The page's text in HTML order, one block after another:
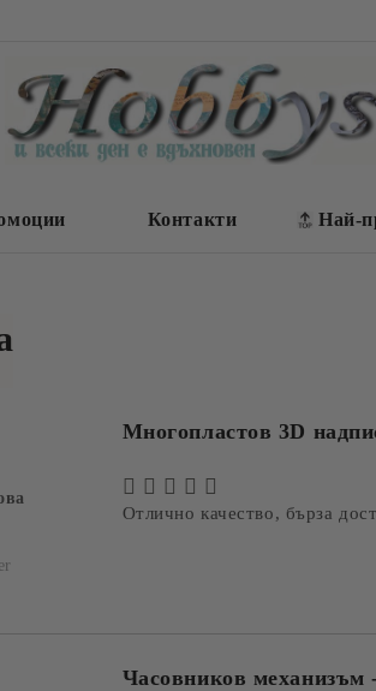
Контакти Най-
Многопластов 3D
Отлично качество, бърза
Часовников механизъм